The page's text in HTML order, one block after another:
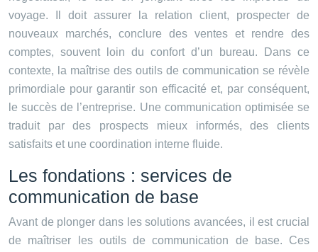
voyage. Il doit assurer la relation client, prospecter de
nouveaux marchés, conclure des ventes et rendre des
comptes, souvent loin du confort d’un bureau. Dans ce
contexte, la maîtrise des outils de communication se révèle
primordiale pour garantir son efficacité et, par conséquent,
le succès de l’entreprise. Une communication optimisée se
traduit par des prospects mieux informés, des clients
satisfaits et une coordination interne fluide.
Les fondations : services de
communication de base
Avant de plonger dans les solutions avancées, il est crucial
de maîtriser les outils de communication de base. Ces